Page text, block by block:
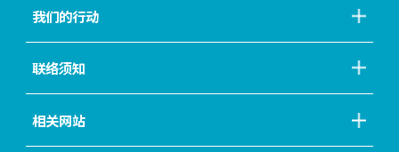
我们的行动
联络须知
相关网站